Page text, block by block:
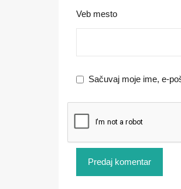
Veb mesto
Sačuvaj moje ime, e-